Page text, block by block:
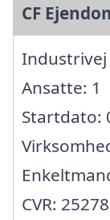
CF
Industrivej
Ansatte: 1
Startdato:
CVR: